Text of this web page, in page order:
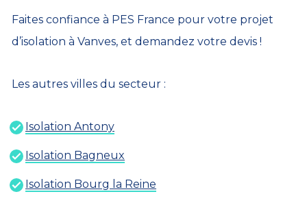
Faites confiance à PES France pour votre projet
d’isolation à Vanves, et demandez votre devis !
Les autres villes du secteur :
Isolation Antony
Isolation Bagneux
Isolation Bourg la Reine